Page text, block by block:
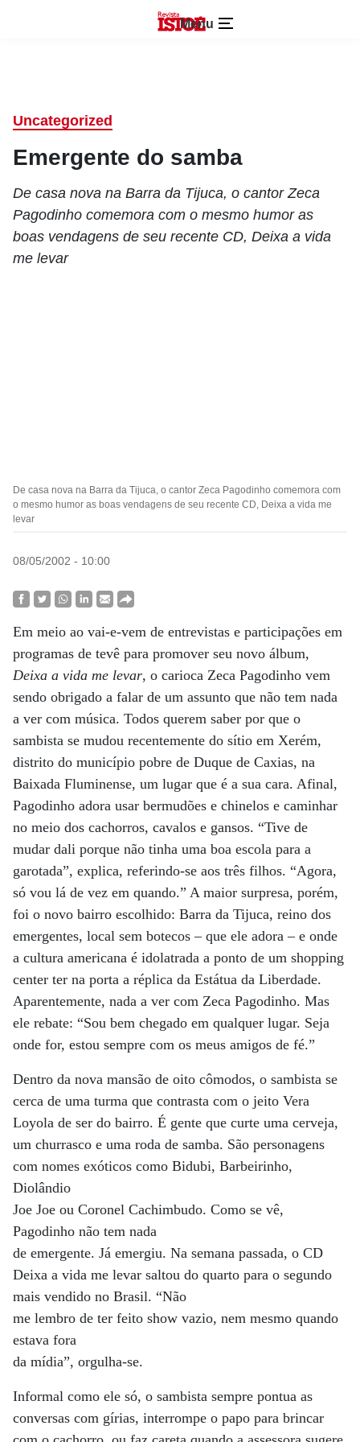
Menu
Uncategorized
Emergente do samba
De casa nova na Barra da Tijuca, o cantor Zeca
Pagodinho comemora com o mesmo humor as
boas vendagens de seu recente CD, Deixa a vida
me levar
De casa nova na Barra da Tijuca, o cantor Zeca Pagodinho comemora com
o mesmo humor as boas vendagens de seu recente CD, Deixa a vida me
levar
08/05/2002 - 10:00
Em meio ao vai-e-vem de entrevistas e participações em
programas de tevê para promover seu novo álbum,
Deixa a vida me levar, o carioca Zeca Pagodinho vem
sendo obrigado a falar de um assunto que não tem nada
a ver com música. Todos querem saber por que o
sambista se mudou recentemente do sítio em Xerém,
distrito do município pobre de Duque de Caxias, na
Baixada Fluminense, um lugar que é a sua cara. Afinal,
Pagodinho adora usar bermudões e chinelos e caminhar
no meio dos cachorros, cavalos e gansos. “Tive de
mudar dali porque não tinha uma boa escola para a
garotada”, explica, referindo-se aos três filhos. “Agora,
só vou lá de vez em quando.” A maior surpresa, porém,
foi o novo bairro escolhido: Barra da Tijuca, reino dos
emergentes, local sem botecos – que ele adora – e onde
a cultura americana é idolatrada a ponto de um shopping
center ter na porta a réplica da Estátua da Liberdade.
Aparentemente, nada a ver com Zeca Pagodinho. Mas
ele rebate: “Sou bem chegado em qualquer lugar. Seja
onde for, estou sempre com os meus amigos de fé.”
Dentro da nova mansão de oito cômodos, o sambista se
cerca de uma turma que contrasta com o jeito Vera
Loyola de ser do bairro. É gente que curte uma cerveja,
um churrasco e uma roda de samba. São personagens
com nomes exóticos como Bidubi, Barbeirinho,
Diolândio
Joe Joe ou Coronel Cachimbudo. Como se vê,
Pagodinho não tem nada
de emergente. Já emergiu. Na semana passada, o CD
Deixa a vida me levar saltou do quarto para o segundo
mais vendido no Brasil. “Não
me lembro de ter feito show vazio, nem mesmo quando
estava fora
da mídia”, orgulha-se.
Informal como ele só, o sambista sempre pontua as
conversas com gírias, interrompe o papo para brincar